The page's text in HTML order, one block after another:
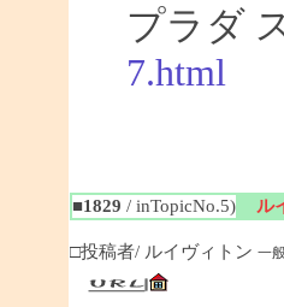
プラダ
7.html
■1829 / inTopicNo.5) ル
□投稿者/ ルイヴィトン 一